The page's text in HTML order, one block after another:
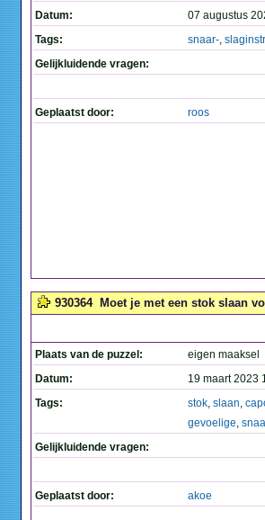
Datum:
07 augustus
Tags:
snaar-,
Gelijkluidende vragen:
Geplaatst door: roos
930364 Moet je met een stok slaan
Plaats van de puzzel:
eigen maaksel
Datum:
19 maart 2023
Tags:
stok, slaan,
gevoelige,
Gelijkluidende vragen:
Geplaatst door: akoe